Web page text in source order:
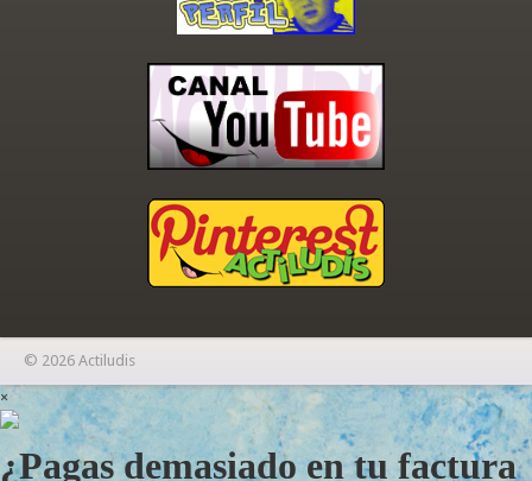
© 2026 Actiludis
×
¿Pagas demasiado en tu factura